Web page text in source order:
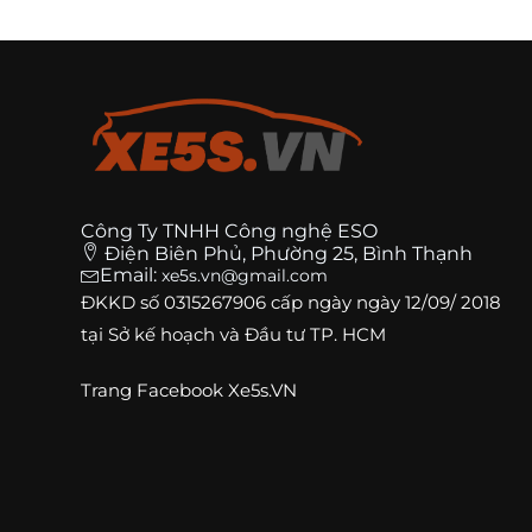
Công Ty TNHH Công nghệ ESO
Điện Biên Phủ, Phường 25, Bình Thạnh
Email: xe5s.vn@gmail.com
ĐKKD số 0315267906 cấp ngày ngày 12/09/ 2018
tại Sở kế hoạch và Đầu tư TP. HCM
Trang Facebook Xe5s.VN